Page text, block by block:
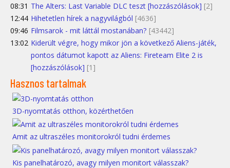
08:31 The Alters: Last Variable DLC teszt [hozzászólások] [2]
12:44 Hihetetlen hírek a nagyvilágból [4636]
09:46 Filmsarok - mit láttál mostanában? [43442]
13:02 Kiderült végre, hogy mikor jön a következő Aliens-játék,
pontos dátumot kapott az Aliens: Fireteam Elite 2 is
[hozzászólások] [1]
Hasznos tartalmak
3D-nyomtatás otthon, közérthetően
Amit az ultraszéles monitorokról tudni érdemes
Kis panelhatározó, avagy milyen monitort válasszak?